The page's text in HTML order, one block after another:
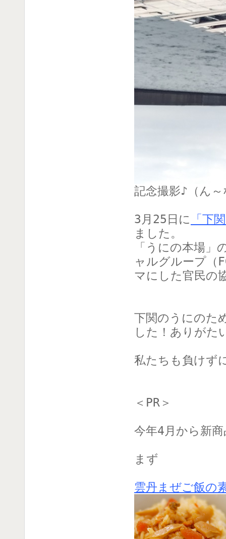
記念撮影♪（ん
3月25日に
「下
ました。
「うにの本場
ャルグループ（
マにした官民の
下関のうにのた
した！ありがた
私たちも負けず
＜PR＞
今年4月から新
まず
雲丹まぜご飯の